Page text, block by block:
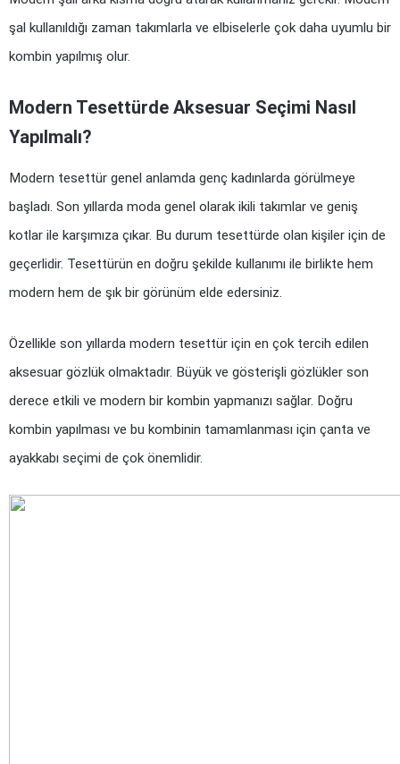
şal kullanıldığı zaman takımlarla ve elbiselerle çok daha uyumlu bir
kombin yapılmış olur.
Modern Tesettürde Aksesuar Seçimi Nasıl
Yapılmalı?
Modern tesettür genel anlamda genç kadınlarda görülmeye
başladı. Son yıllarda moda genel olarak ikili takımlar ve geniş
kotlar ile karşımıza çıkar. Bu durum tesettürde olan kişiler için de
geçerlidir. Tesettürün en doğru şekilde kullanımı ile birlikte hem
modern hem de şık bir görünüm elde edersiniz.
Özellikle son yıllarda modern tesettür için en çok tercih edilen
aksesuar gözlük olmaktadır. Büyük ve gösterişli gözlükler son
derece etkili ve modern bir kombin yapmanızı sağlar. Doğru
kombin yapılması ve bu kombinin tamamlanması için çanta ve
ayakkabı seçimi de çok önemlidir.